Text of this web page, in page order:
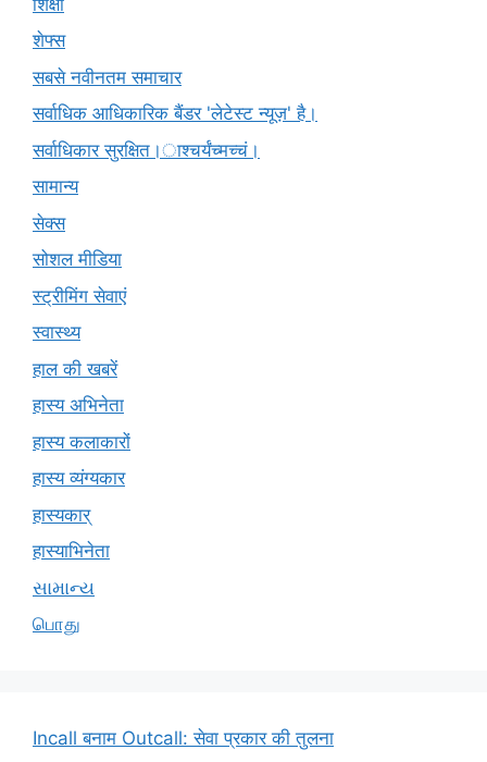
शेफ्स
सबसे नवीनतम समाचार
सर्वाधिक आधिकारिक बैंडर 'लेटेस्ट न्यूज़' है।
सर्वाधिकार सुरक्षित।ाश्चर्यंच्मच्चं।
सामान्य
सेक्स
सोशल मीडिया
स्ट्रीमिंग सेवाएं
स्वास्थ्य
हाल की खबरें
हास्य अभिनेता
हास्य कलाकारों
हास्य व्यंग्यकार
हास्यकार्
हास्याभिनेता
સામાન્ય
பொது
Incall बनाम Outcall: सेवा प्रकार की तुलना